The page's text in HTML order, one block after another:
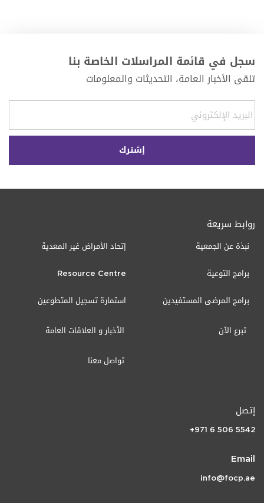
سجل في قائمة المراسلات الخاصة بنا
تلقى الأخبار العامة، التحديثات والمعلومات
روابط سريعة
نبذة عن الجمعية
برامج التوعية
برامج المرضى المستفيدين
إتحاد الأمراض غير المعدية
Resource Centre
استمارة تسجيل المتطوعين
الأخبار و العلاقات العامة تبرع الآن
تواصل معنا
إتصل
+971 6 506 5542
Email
info@focp.ae